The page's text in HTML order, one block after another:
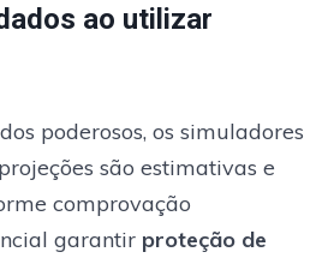
ao utilizar
poderosos, os simuladores
são estimativas e
comprovação
garantir proteção de